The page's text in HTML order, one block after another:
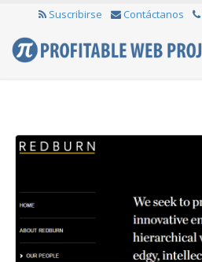
Suscribirse Contáctanos